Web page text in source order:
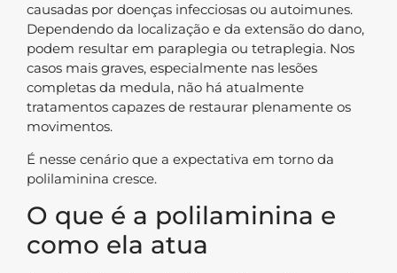
causadas por doenças infecciosas ou autoimunes.
Dependendo da localização e da extensão do dano,
podem resultar em paraplegia ou tetraplegia. Nos
casos mais graves, especialmente nas lesões
completas da medula, não há atualmente
tratamentos capazes de restaurar plenamente os
movimentos.
É nesse cenário que a expectativa em torno da
polilaminina cresce.
O que é a polilaminina e
como ela atua